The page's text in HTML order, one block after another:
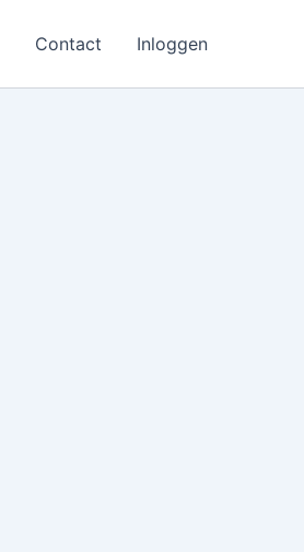
Contact Inloggen